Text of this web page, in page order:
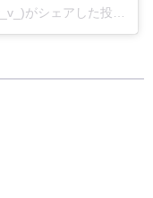
凜歩々☆（りんぽぽ）さん(@limpopo_v_v_)がシェアした投稿 –